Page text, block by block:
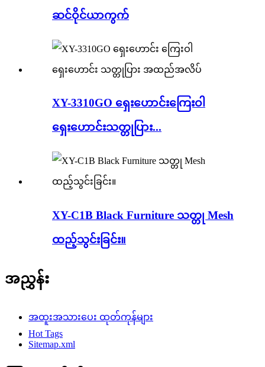
ဆင်ဝိုင်ယာကွက်
XY-3310GO ရှေးဟောင်းကြေးဝါ
ရှေးဟောင်းသတ္တုပြား...
XY-C1B Black Furniture သတ္တု Mesh
ထည့်သွင်းခြင်း။
အညွှန်း
အထူးအသားပေး ထုတ်ကုန်များ
Hot Tags
Sitemap.xml